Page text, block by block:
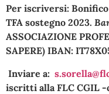
Per iscriversi:
TFA sostegno 2023.
ASSOCIAZIONE
SAPERE) IBAN:
Inviare a:
iscritti alla FLC CGIL -